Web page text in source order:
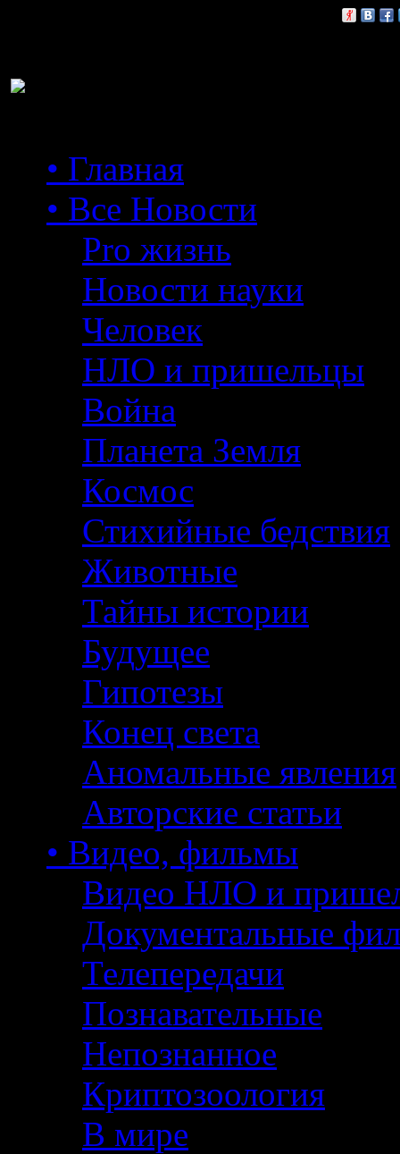
• Главная
• Все Новости
Pro жизнь
Новости науки
Человек
НЛО и пришельцы
Война
Планета Земля
Космос
Стихийные бедствия
Животные
Тайны истории
Будущее
Гипотезы
Конец света
Аномальные явления
Авторские статьи
• Видео, фильмы
Видео НЛО и
Документальные
Телепередачи
Познавательные
Непознанное
Криптозоология
В мире